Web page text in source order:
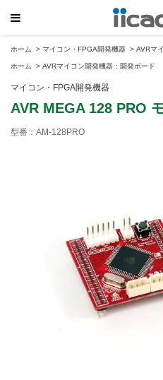
ホーム > マイコン・FPGA開発機器 > AVRマ
ホーム > AVRマイコン開発機器：開発ボード
マイコン・FPGA開発機器
AVR MEGA 128 PRO
型番：AM-128PRO